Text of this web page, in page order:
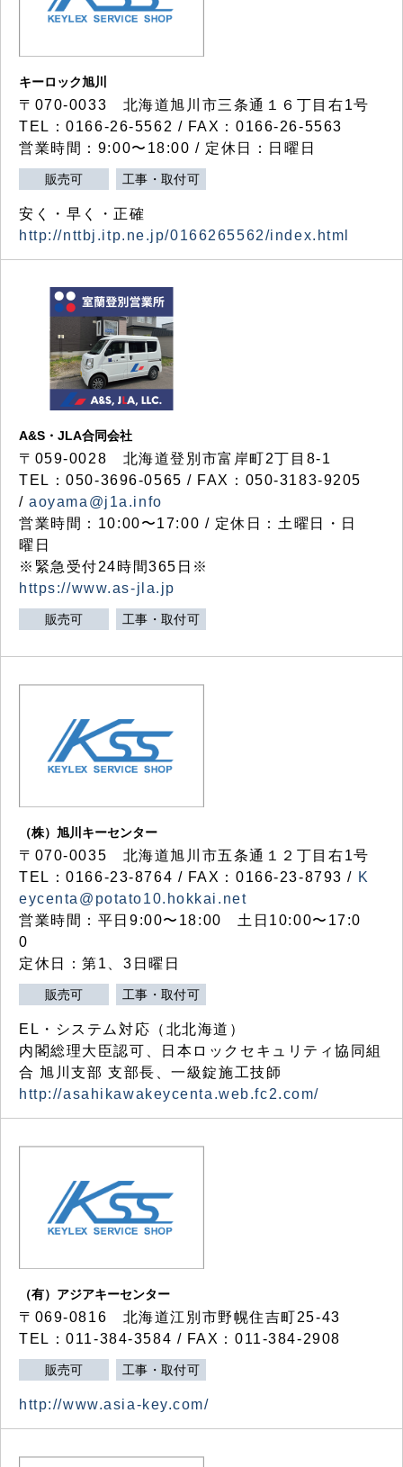
キーロック旭川
〒070-0033 北海道旭川市三条通１６丁目右1号
TEL：0166-26-5562 / FAX：0166-26-5563
営業時間：9:00〜18:00 / 定休日：日曜日
販売可 工事・取付可
安く・早く・正確
http://nttbj.itp.ne.jp/0166265562/index.html
A&S・JLA合同会社
〒 059-0028 北海道登別市富岸町2丁目 8-1
TEL：050-3696-0565 / FAX：050-3183-9205
/aoyama@j1a.info
営業時間：10:00〜17:00 / 定休日：土曜日・日
曜日
※緊急受付24時間365日※
https://www.as-jla.jp
販売可 工事・取付可
（株）旭川キーセンター
〒070-0035 北海道旭川市五条通１２丁目右1号
TEL：0166-23-8764 / FAX：0166-23-8793 / K
eycenta@potato10.hokkai.net
営業時間：平日9:00〜18:00 土日10:00〜17:0
0
定休日：第1、3日曜日
販売可 工事・取付可
EL・システム対応（北北海道）
内閣総理大臣認可、日本ロックセキュリティ協同組
合 旭川支部 支部長、一級錠施工技師
http://asahikawakeycenta.web.fc2.com/
（有）アジアキーセンター
〒069-0816 北海道江別市野幌住吉町25-43
TEL：011-384-3584 / FAX：011-384-2908
販売可 工事・取付可
http://www.asia-key.com/